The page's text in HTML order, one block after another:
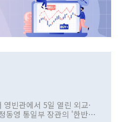
빈관에서 5일 열린 외교·
동영 통일부 장관의 '한반도